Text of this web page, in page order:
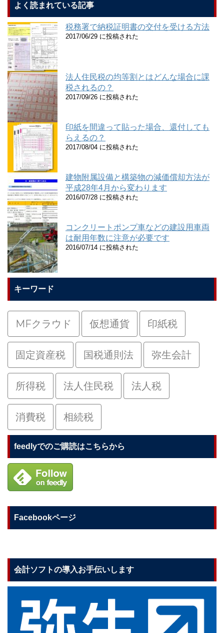
よく読まれている記事
税務署で納税証明書の交付を受ける方法
2017/06/29 に投稿された
法人住民税の均等割とはどんな場合に課
税されるの？
2017/09/26 に投稿された
印紙を間違って貼った場合、還付しても
らえるの？
2017/08/04 に投稿された
建物附属設備と構築物の減価償却方法が
平成28年4月から変わります
2016/07/28 に投稿された
コンクリートポンプ車などの建設用車両
は耐用年数に注意が必要です
2016/07/14 に投稿された
キーワード
MFクラウド 仮想通貨 印紙税
固定資産税 国税通則法 弥生会計
所得税 法人住民税 法人税
消費税 相続税
feedlyでのご購読はこちらから
Facebookページ
会計ソフトの導入お手伝いします